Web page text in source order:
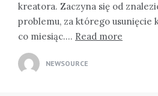
kreatora. Zaczyna się od
problemu, za którego usunięcie
co miesiąc…. Read more
NEWSOURCE